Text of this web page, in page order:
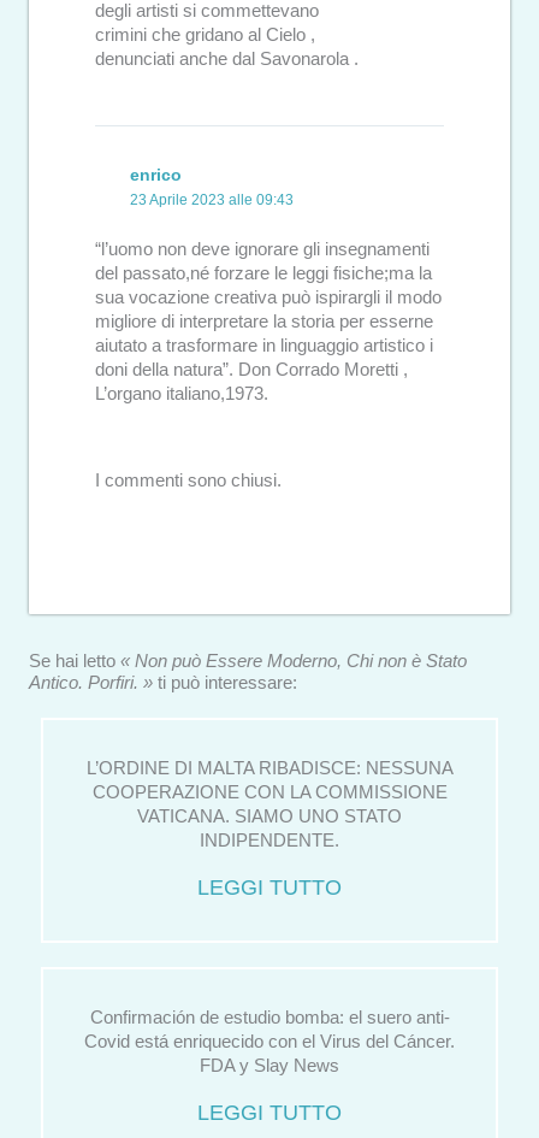
degli artisti si commettevano
crimini che gridano al Cielo ,
denunciati anche dal Savonarola .
enrico
23 Aprile 2023 alle 09:43
“l’uomo non deve ignorare gli insegnamenti
del passato,né forzare le leggi fisiche;ma la
sua vocazione creativa può ispirargli il modo
migliore di interpretare la storia per esserne
aiutato a trasformare in linguaggio artistico i
doni della natura”. Don Corrado Moretti ,
L’organo italiano,1973.
I commenti sono chiusi.
Se hai letto « Non può Essere Moderno, Chi non è Stato
Antico. Porfiri. » ti può interessare:
L’ORDINE DI MALTA RIBADISCE: NESSUNA
COOPERAZIONE CON LA COMMISSIONE
VATICANA. SIAMO UNO STATO
INDIPENDENTE.
LEGGI TUTTO
Confirmación de estudio bomba: el suero anti-
Covid está enriquecido con el Virus del Cáncer.
FDA y Slay News
LEGGI TUTTO